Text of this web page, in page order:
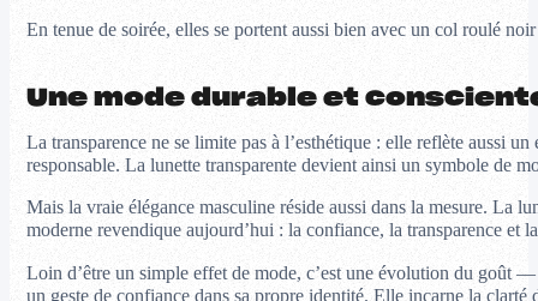
En tenue de soirée, elles se portent aussi bien avec un col roulé
Une mode durable et
La transparence ne se limite pas à l’esthétique : elle reflète aussi
responsable. La lunette transparente devient ainsi un symbole de
Mais la vraie élégance masculine réside aussi dans la mesure. La
moderne revendique aujourd’hui : la confiance, la transparence et
Loin d’être un simple effet de mode, c’est une évolution du goût
un geste de confiance dans sa propre identité. Elle incarne la clarté